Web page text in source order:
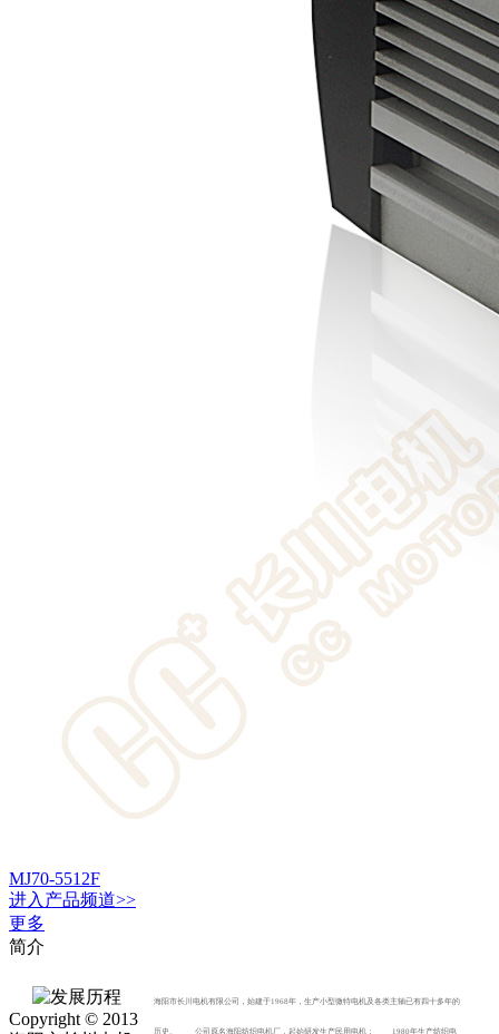
MJ70-5512F
进入 产品频道>>
更多
简介
海阳市长川电机有限公司，始建于1968年，生产小型微特电机及各类主轴已有四十多年的
历史。 公司原名海阳纺织电机厂，起始研发生产民用电机； 1980年生产纺织电
Copyright © 2013